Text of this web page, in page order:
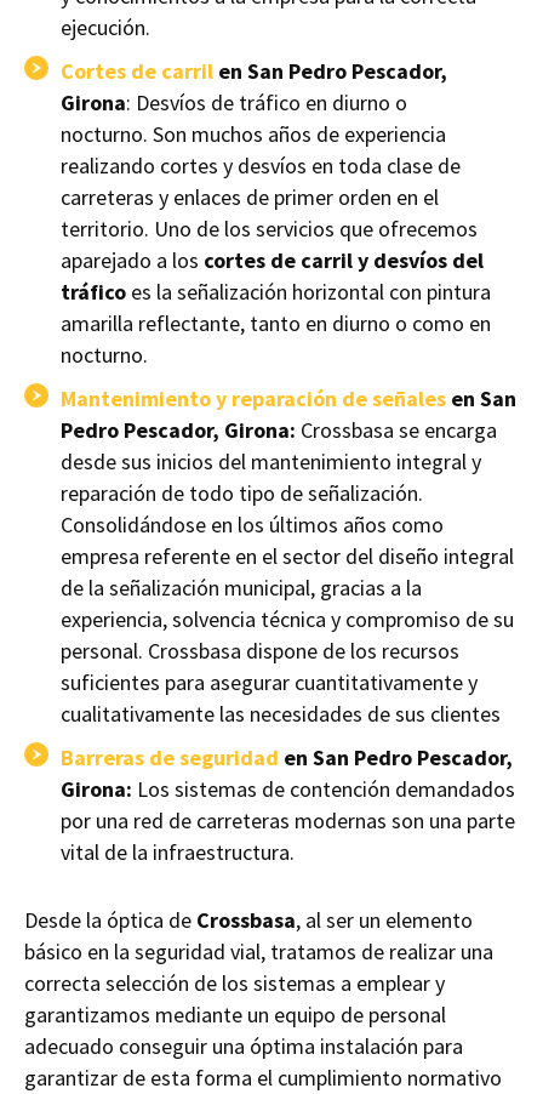
ejecución.
Cortes de carril en San Pedro Pescador,
Girona: Desvíos de tráfico en diurno o
nocturno. Son muchos años de experiencia
realizando cortes y desvíos en toda clase de
carreteras y enlaces de primer orden en el
territorio. Uno de los servicios que ofrecemos
aparejado a los cortes de carril y desvíos del
tráfico es la señalización horizontal con pintura
amarilla reflectante, tanto en diurno o como en
nocturno.
Mantenimiento y reparación de señales en San
Pedro Pescador, Girona: Crossbasa se encarga
desde sus inicios del mantenimiento integral y
reparación de todo tipo de señalización.
Consolidándose en los últimos años como
empresa referente en el sector del diseño integral
de la señalización municipal, gracias a la
experiencia, solvencia técnica y compromiso de su
personal. Crossbasa dispone de los recursos
suficientes para asegurar cuantitativamente y
cualitativamente las necesidades de sus clientes
Barreras de seguridad en San Pedro Pescador,
Girona: Los sistemas de contención demandados
por una red de carreteras modernas son una parte
vital de la infraestructura.
Desde la óptica de Crossbasa, al ser un elemento
básico en la seguridad vial, tratamos de realizar una
correcta selección de los sistemas a emplear y
garantizamos mediante un equipo de personal
adecuado conseguir una óptima instalación para
garantizar de esta forma el cumplimiento normativo